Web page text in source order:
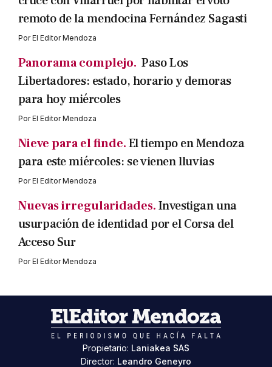
remoto de la mendocina Fernández Sagasti
PorEl Editor Mendoza
Panorama complejo. Paso Los
Libertadores: estado, horario y demoras
para hoy miércoles
PorEl Editor Mendoza
Nieve para el finde.El tiempo en Mendoza
para este miércoles: se vienen lluvias
PorEl Editor Mendoza
Nuevas irregularidades.Investigan una
usurpación de identidad por el Corsa del
Acceso Sur
PorEl Editor Mendoza
Propietario: Laniakea SAS
Director: Leandro Geneyro